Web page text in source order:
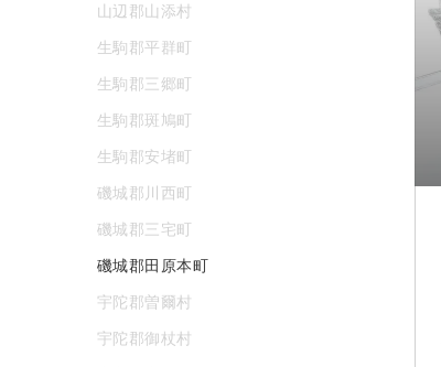
山辺郡山添村
生駒郡平群町
生駒郡三郷町
生駒郡斑鳩町
生駒郡安堵町
磯城郡川西町
磯城郡三宅町
磯城郡田原本町
宇陀郡曽爾村
宇陀郡御杖村